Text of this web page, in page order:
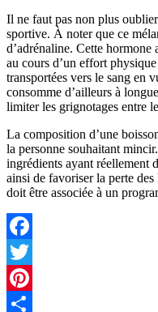
Il ne faut pas non plus
sportive. À noter que ce
d’adrénaline. Cette hormone
au cours d’un effort
transportées vers le sang en
consomme d’ailleurs à
limiter les grignotages entre
La composition d’une
la personne souhaitant
ingrédients ayant réellement
ainsi de favoriser la perte
doit être associée à un
Facebook
Twitter
Pinterest